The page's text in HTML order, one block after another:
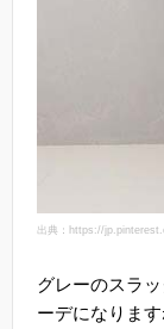
出典：https://
グレーのスラ
ーデになりま